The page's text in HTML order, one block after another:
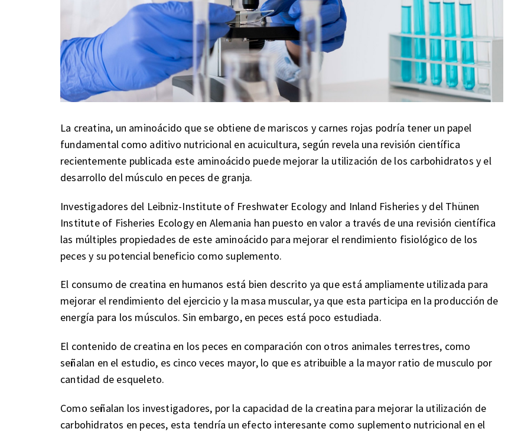
La creatina, un aminoácido que se obtiene de mariscos y carnes rojas podría tener un papel
fundamental como aditivo nutricional en acuicultura, según revela una revisión científica
recientemente publicada este aminoácido puede mejorar la utilización de los carbohidratos y el
desarrollo del músculo en peces de granja.
Investigadores del Leibniz-Institute of Freshwater Ecology and Inland Fisheries y del Thünen
Institute of Fisheries Ecology en Alemania han puesto en valor a través de una revisión científica
las múltiples propiedades de este aminoácido para mejorar el rendimiento fisiológico de los
peces y su potencial beneficio como suplemento.
El consumo de creatina en humanos está bien descrito ya que está ampliamente utilizada para
mejorar el rendimiento del ejercicio y la masa muscular, ya que esta participa en la producción de
energía para los músculos. Sin embargo, en peces está poco estudiada.
El contenido de creatina en los peces en comparación con otros animales terrestres, como
señalan en el estudio, es cinco veces mayor, lo que es atribuible a la mayor ratio de musculo por
cantidad de esqueleto.
Como señalan los investigadores, por la capacidad de la creatina para mejorar la utilización de
carbohidratos en peces, esta tendría un efecto interesante como suplemento nutricional en el